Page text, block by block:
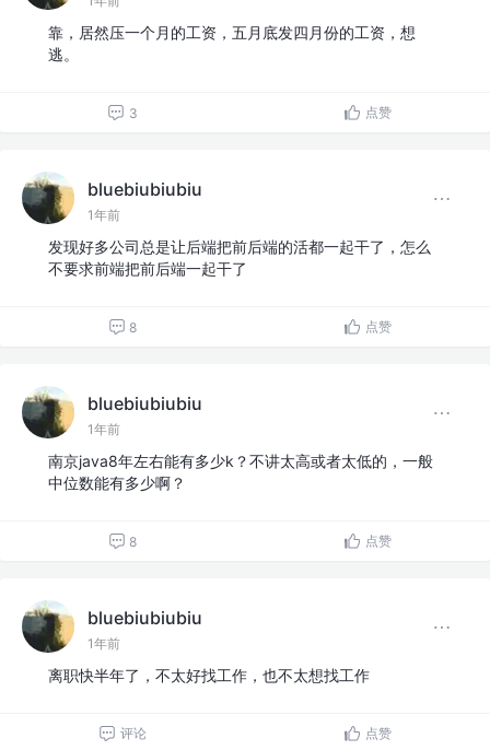
靠，居然压一个月的工资，五月底发四月份的工资，想
逃。
3 点赞
bluebiubiubiu
1年前
发现好多公司总是让后端把前后端的活都一起干了，怎么
不要求前端把前后端一起干了
8 点赞
bluebiubiubiu
1年前
南京java8年左右能有多少k？不讲太高或者太低的，一般
中位数能有多少啊？
8 点赞
bluebiubiubiu
1年前
离职快半年了，不太好找工作，也不太想找工作
评论 点赞